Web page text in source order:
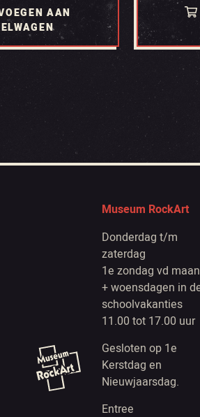
AAN
Museum RockArt
Donderdag t/m
zaterdag
1e zondag vd
+ woensdagen in
schoolvakanties
11.00 tot 17.00 uur
Gesloten op 1e
Kerstdag en
Nieuwjaarsdag.
Entree